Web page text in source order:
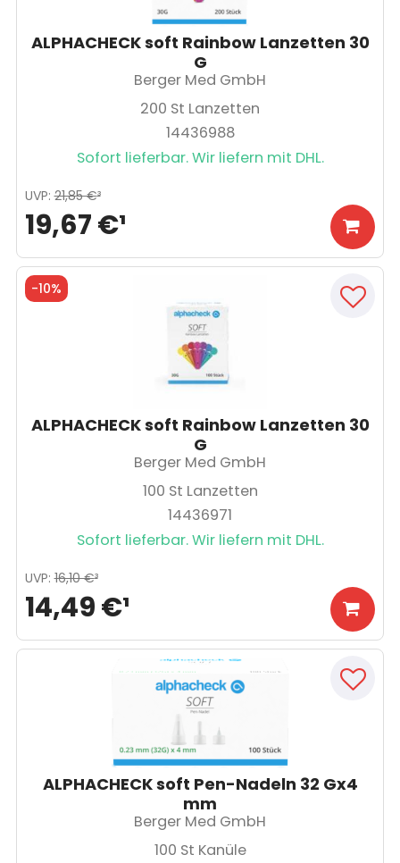
ALPHACHECK soft Rainbow Lanzetten 30
G
Berger Med GmbH
200 St Lanzetten
14436988
Sofort lieferbar. Wir liefern mit DHL.
19,67 €¹
UVP: 21,85 €³
ALPHACHECK soft Rainbow Lanzetten 30
G
Berger Med GmbH
100 St Lanzetten
14436971
Sofort lieferbar. Wir liefern mit DHL.
14,49 €¹
UVP: 16,10 €³
-10%
ALPHACHECK soft Pen-Nadeln 32 Gx4
mm
Berger Med GmbH
100 St Kanüle